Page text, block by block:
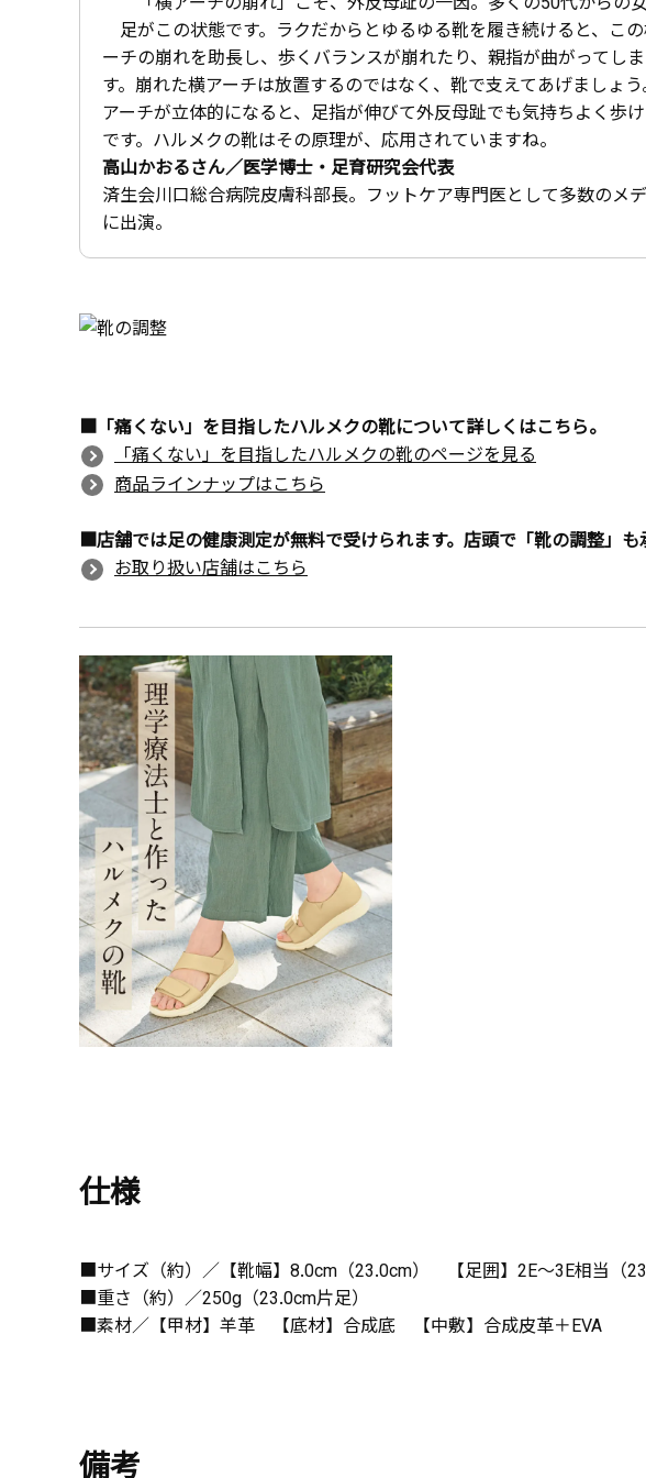
足がこの状態です。ラクだからとゆるゆる靴を履き続けると、こ
ーチの崩れを助長し、歩くバランスが崩れたり、親指が曲がってし
す。崩れた横アーチは放置するのではなく、靴で支えてあげましょ
アーチが立体的になると、足指が伸びて外反母趾でも気持ちよく歩
です。ハルメクの靴はその原理が、応用されていますね。
高山かおるさん／医学博士・足育研究会代表
済生会川口総合病院皮膚科部長。フットケア専門医として多数のメ
に出演。
■「痛くない」を目指したハルメクの靴について詳しくはこちら。
「痛くない」を目指したハルメクの靴のページを見る
商品ラインナップはこちら
■店舗では足の健康測定が無料で受けられます。店頭で「靴の調整」も
お取り扱い店舗はこちら
仕様
■サイズ（約）／【靴幅】8.0cm（23.0cm） 【足囲】2E～3E相当（
■重さ（約）／250g（23.0cm片足）
■素材／【甲材】羊革 【底材】合成底 【中敷】合成皮革＋EVA
備考